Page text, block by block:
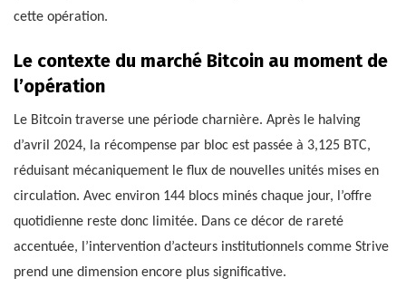
cette opération.
Le contexte du marché Bitcoin au moment de
l’opération
Le Bitcoin traverse une période charnière. Après le halving
d’avril 2024, la récompense par bloc est passée à 3,125 BTC,
réduisant mécaniquement le flux de nouvelles unités mises en
circulation. Avec environ 144 blocs minés chaque jour, l’offre
quotidienne reste donc limitée. Dans ce décor de rareté
accentuée, l’intervention d’acteurs institutionnels comme Strive
prend une dimension encore plus significative.